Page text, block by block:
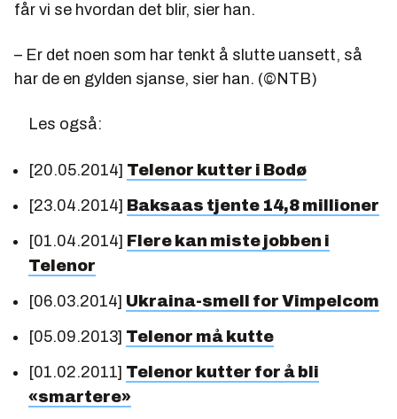
får vi se hvordan det blir, sier han.
– Er det noen som har tenkt å slutte uansett, så
har de en gylden sjanse, sier han. (©NTB)
Les også:
[20.05.2014] Telenor kutter i Bodø
[23.04.2014] Baksaas tjente 14,8 millioner
[01.04.2014] Flere kan miste jobben i
Telenor
[06.03.2014] Ukraina-smell for Vimpelcom
[05.09.2013] Telenor må kutte
[01.02.2011] Telenor kutter for å bli
«smartere»